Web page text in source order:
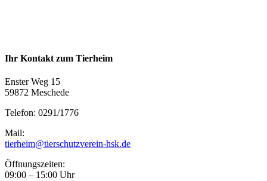
Ihr Kontakt zum Tierheim
Enster Weg 15
59872 Meschede
Telefon: 0291/1776
Mail:
tierheim@tierschutzverein-hsk.de
Öffnungszeiten:
09:00 – 15:00 Uhr